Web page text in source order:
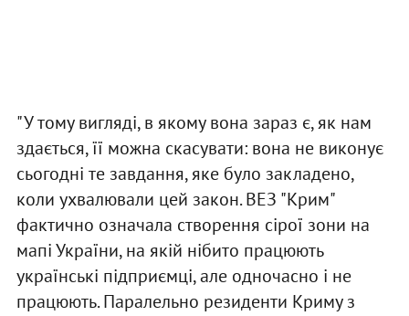
"У тому вигляді, в якому вона зараз є, як нам
здається, її можна скасувати: вона не виконує
сьогодні те завдання, яке було закладено,
коли ухвалювали цей закон. ВЕЗ "Крим"
фактично означала створення сірої зони на
мапі України, на якій нібито працюють
українські підприємці, але одночасно і не
працюють. Паралельно резиденти Криму з